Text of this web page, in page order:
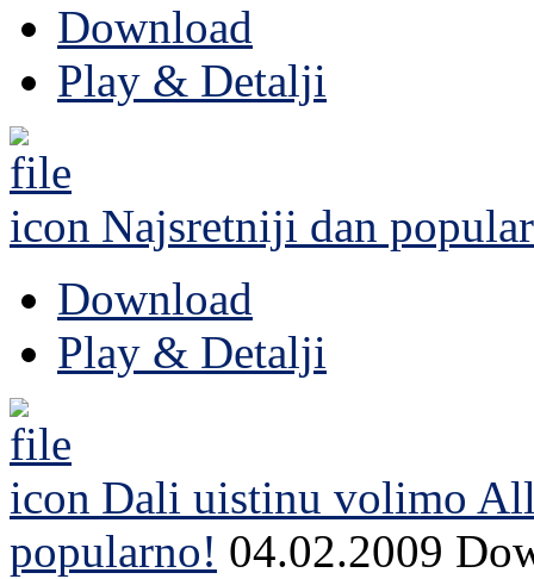
Download
Play & Detalji
Najsretniji dan
Download
Play & Detalji
Dali uistinu volimo
popularno! 04.02.2009